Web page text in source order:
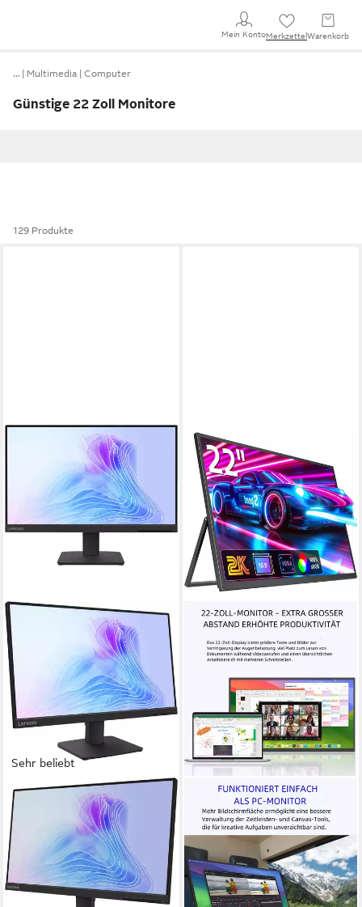
Mein KontoMerkzettel Warenkorb
… Multimedia Computer
Günstige 22 Zoll Monitore
129 Produkte
Sehr beliebt
LENOVO
L22-4e(D25215FL0) LED-
55 cm/ 22 Zoll Diagonale
1920 x 1080 px, FHD Auflösung
4, 6 ms
Reaktionszeit
Produktdatenblatt
UPERFECT
Tragbarer 22-Zoll-2K-Monitor,
IPS-Bildschirm Portabler
Monitor
55,88 cm/ 22 Zoll Diagonale
2560x1440 px, 2k Auflösung
20 ms Reaktionszeit